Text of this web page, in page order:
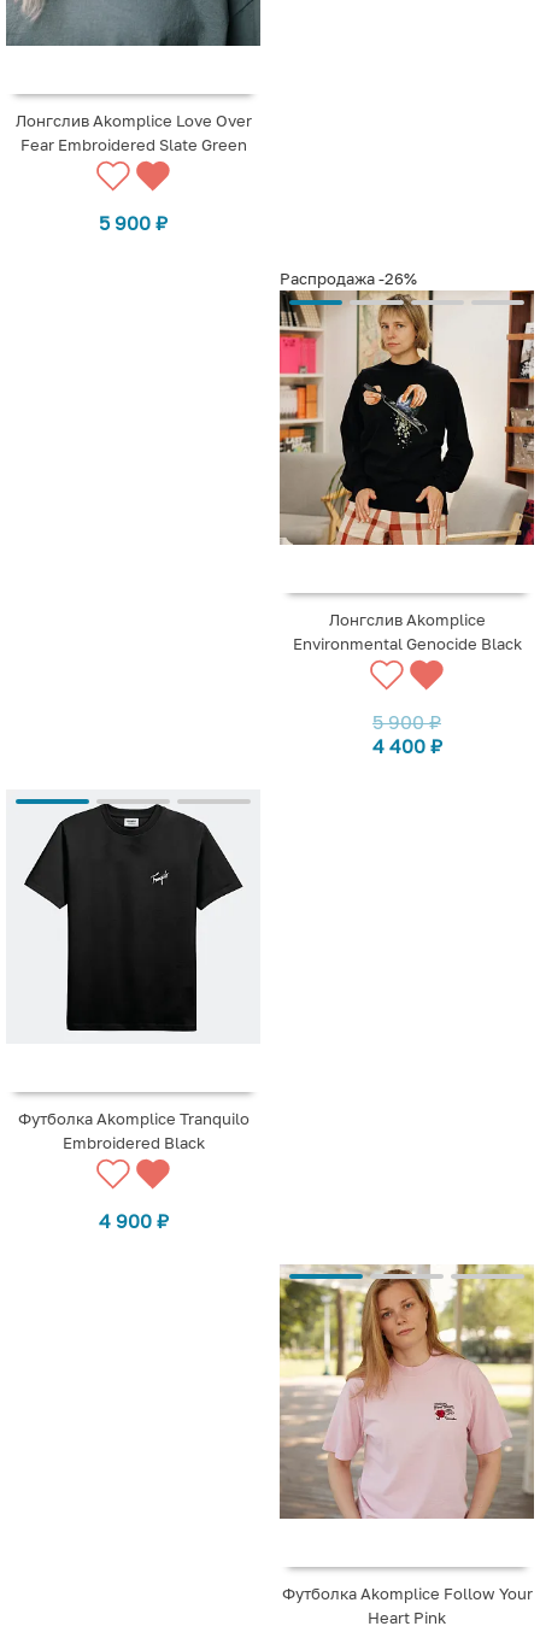
Лонгслив Akomplice Love Over
Fear Embroidered Slate Green
5 900 ₽
Распродажа-26%
Лонгслив Akomplice
Environmental Genocide Black
5 900₽
4 400 ₽
Футболка Akomplice Tranquilo
Embroidered Black
4 900 ₽
Футболка Akomplice Follow Your
Heart Pink